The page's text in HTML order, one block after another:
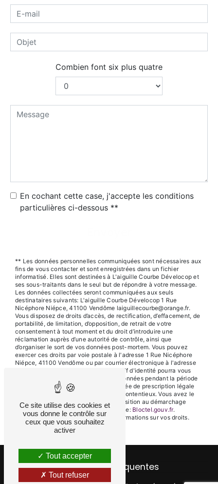
Combien font six plus quatre
En cochant cette case, j'accepte les conditions
particulières ci-dessous **
** Les données personnelles communiquées sont nécessaires aux
fins de vous contacter et sont enregistrées dans un fichier
informatisé. Elles sont destinées à L'aiguille Courbe Dévelocop et
ses sous-traitants dans le seul but de répondre à votre message.
Les données collectées seront communiquées aux seuls
destinataires suivants: L'aiguille Courbe Dévelocop 1 Rue
Nicéphore Niépce, 41100 Vendôme laiguillecourbe@orange.fr.
Vous disposez de droits d’accès, de rectification, d’effacement, de
portabilité, de limitation, d’opposition, de retrait de votre
consentement à tout moment et du droit d’introduire une
réclamation auprès d’une autorité de contrôle, ainsi que
d’organiser le sort de vos données post-mortem. Vous pouvez
exercer ces droits par voie postale à l'adresse 1 Rue Nicéphore
Niépce, 41100 Vendôme ou par courrier électronique à l'adresse
laiguillecourbe@orange.fr. Un justificatif d'identité pourra vous
être demandé. Nous conservons vos données pendant la période
de prise de contact puis pendant la durée de prescription légale
aux fins probatoires et de gestion des contentieux. Vous avez le
droit de vous inscrire sur la liste d'opposition au démarchage
téléphonique, disponible à cette adresse: Bloctel.gouv.fr.
Consultez le site cnil.fr pour plus d’informations sur vos droits.
Recherches fréquentes
Ce site utilise des cookies et
vous donne le contrôle sur
ceux que vous souhaitez
activer
Tout accepter
Tout refuser